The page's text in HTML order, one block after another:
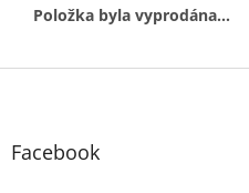
Položka byla vyprodána…
Z
Facebook